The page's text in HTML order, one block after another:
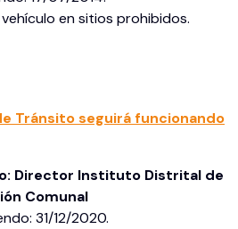
en sitios prohibidos.
Tránsito seguirá funcionando
Director Instituto Distrital de
Comunal
31/12/2020.